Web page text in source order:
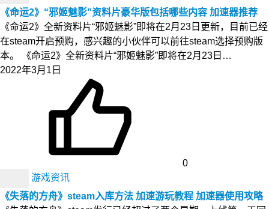
《命运2》“邪姬魅影”资料片豪华版包括哪些内容 加速器推荐
《命运2》全新资料片“邪姬魅影”即将在2月23日更新，目前已经
在steam开启预购，感兴趣的小伙伴可以前往steam选择预购版
本。 《命运2》全新资料片“邪姬魅影”即将在2月23日…
2022年3月1日
0
游戏资讯
《失落的方舟》steam入库方法 加速游玩教程 加速器使用攻略